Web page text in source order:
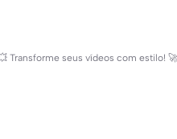
Transforme seus vídeos com estilo!